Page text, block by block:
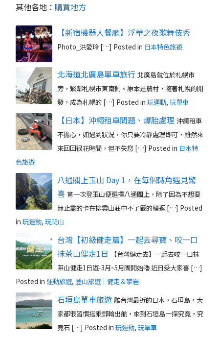
其他各地： 購買地方
【新宿機器人餐廳】浮華之夜歌舞伎秀
Photo_洪愛玲 […] Posted in 日本特色旅遊
北海道北廣島單車旅行 北廣島就位於札幌市
旁，緊鄰札幌市東南側。原本是農村，隨著札幌的開
發，成為札幌的 […] Posted in 玩運動, 玩單車
【日本】沖繩租車問題、爆胎處理 沖繩租車
不擔心，如遇到狀況，你只要冷靜處理即可，雖然來
來回回很花時間，但不失您 […] Posted in 日本特
色旅遊
八通關上玉山 Day 1，在每個轉角遇見驚
喜 第一次登玉山便選擇八通關上，除了因為不想要
無止盡的卡在排雲山莊中不了籤的輪迴 […] Posted
in 玩運動, 玩爬山
台灣【初級健走篇】一起去尋寶、咬一口
抹茶山健走1日
【台灣健走去】一起去咬一口抹
茶山健走1日遊-3月~5月團開始嚕 近日受大家喜 […]
Posted in 運動旅遊, 登山旅遊｜健走＆攀岩
石垣島單車旅遊 離台灣最近的日本，石垣島，大
家都很習慣搭乘郵輪出航，來到石垣島一探究竟，究
竟石 […] Posted in 玩運動, 玩單車